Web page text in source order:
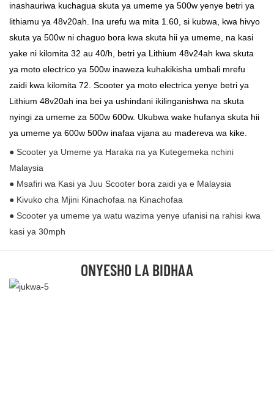
inashauriwa kuchagua skuta ya umeme ya 500w yenye betri ya
lithiamu ya 48v20ah. Ina urefu wa mita 1.60, si kubwa, kwa hivyo
skuta ya 500w ni chaguo bora kwa skuta hii ya umeme, na kasi
yake ni kilomita 32 au 40/h, betri ya Lithium 48v24ah kwa skuta
ya moto electrico ya 500w inaweza kuhakikisha umbali mrefu
zaidi kwa kilomita 72. Scooter ya moto electrica yenye betri ya
Lithium 48v20ah ina bei ya ushindani ikilinganishwa na skuta
nyingi za umeme za 500w 600w. Ukubwa wake hufanya skuta hii
ya umeme ya 600w 500w inafaa vijana au madereva wa kike.
● Scooter ya Umeme ya Haraka na ya Kutegemeka nchini
Malaysia
● Msafiri wa Kasi ya Juu Scooter bora zaidi ya e Malaysia
● Kivuko cha Mjini Kinachofaa na Kinachofaa
● Scooter ya umeme ya watu wazima yenye ufanisi na rahisi kwa
kasi ya 30mph
ONYESHO LA BIDHAA